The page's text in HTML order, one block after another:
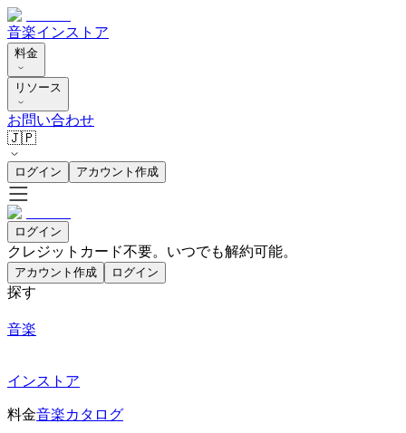
音楽インストア
料金
リソース
お問い合わせ
🇯🇵
ログイン アカウント作成
ログイン
クレジットカード不要。いつでも解約可能。
アカウント作成 ログイン
探す
音楽
インストア
料金音楽カタログ